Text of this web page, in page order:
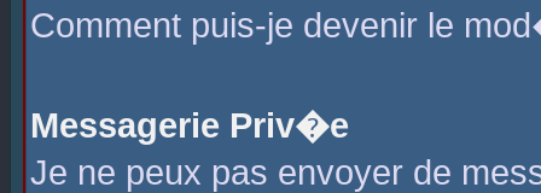
Comment puis-je devenir le
Messagerie Priv�e
Je ne peux pas envoyer de